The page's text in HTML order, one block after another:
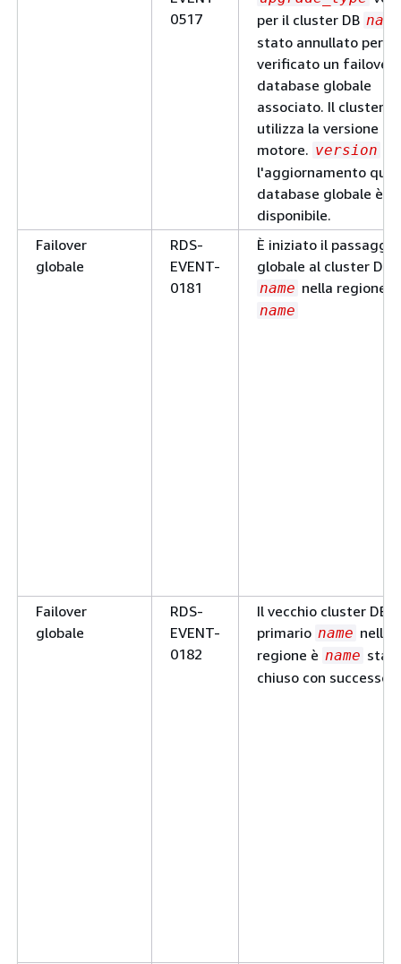
0517
per il cluster DB name
stato annullato
verificato un failover
database globale
associato. Il cluster
utilizza la versione
motore. version
l'aggiornamento
database globale è
disponibile.
Failover
globale
RDS-
EVENT-
0181
È iniziato il passaggio
globale al cluster DB
name nella regione.
name
Failover
globale
RDS-
EVENT-
0182
Il vecchio cluster DB
primario name nella
regione è name
chiuso con successo.